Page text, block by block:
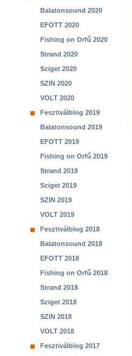
Balatonsound 2020
EFOTT 2020
Fishing on Orfű 2020
Strand 2020
Sziget 2020
SZIN 2020
VOLT 2020
Fesztiválblog 2019
Balatonsound 2019
EFOTT 2019
Fishing on Orfű 2019
Strand 2019
Sziget 2019
SZIN 2019
VOLT 2019
Fesztiválblog 2018
Balatonsound 2018
EFOTT 2018
Fishing on Orfű 2018
Strand 2018
Sziget 2018
SZIN 2018
VOLT 2018
Fesztiválblog 2017